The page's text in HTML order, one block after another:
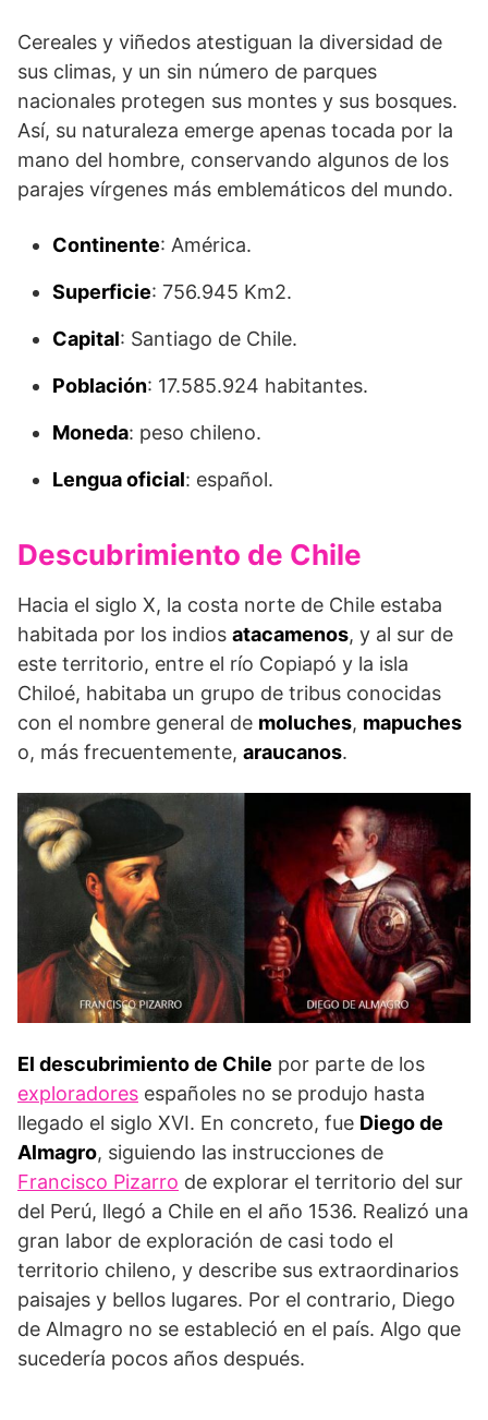
Cereales y viñedos atestiguan la diversidad de
sus climas, y un sin número de parques
nacionales protegen sus montes y sus bosques.
Así, su naturaleza emerge apenas tocada por la
mano del hombre, conservando algunos de los
parajes vírgenes más emblemáticos del mundo.
Continente: América.
Superficie: 756.945 Km2.
Capital: Santiago de Chile.
Población: 17.585.924 habitantes.
Moneda: peso chileno.
Lengua oficial: español.
Descubrimiento de Chile
Hacia el siglo X, la costa norte de Chile estaba
habitada por los indios atacamenos, y al sur de
este territorio, entre el río Copiapó y la isla
Chiloé, habitaba un grupo de tribus conocidas
con el nombre general de moluches, mapuches
o, más frecuentemente, araucanos.
El descubrimiento de Chile por parte de los
exploradores españoles no se produjo hasta
llegado el siglo XVI. En concreto, fue Diego de
Almagro, siguiendo las instrucciones de
Francisco Pizarro de explorar el territorio del sur
del Perú, llegó a Chile en el año 1536. Realizó una
gran labor de exploración de casi todo el
territorio chileno, y describe sus extraordinarios
paisajes y bellos lugares. Por el contrario, Diego
de Almagro no se estableció en el país. Algo que
sucedería pocos años después.